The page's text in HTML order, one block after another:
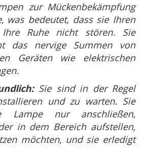
zur Mückenbekämpfung
was bedeutet, dass sie Ihren
Ruhe nicht stören. Sie
das nervige Summen von
Geräten wie elektrischen
Sie sind in der Regel
und zu warten. Sie
Lampe nur anschließen,
in dem Bereich aufstellen,
möchten, und sie erledigt